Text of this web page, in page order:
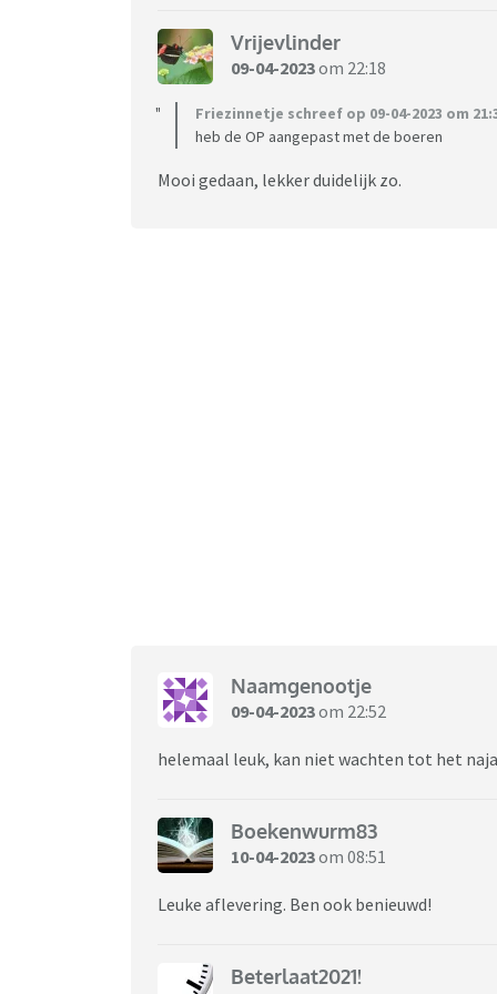
Vrijevlinder
09-04-2023om 22:18
Friezinnetje schreef op 09-04-2023 om
heb de OP aangepast met de boeren
Mooi gedaan, lekker duidelijk zo.
Naamgenootje
09-04-2023om 22:52
helemaal leuk, kan niet wachten tot het
Boekenwurm83
10-04-2023om 08:51
Leuke aflevering. Ben ook benieuwd!
Beterlaat2021!